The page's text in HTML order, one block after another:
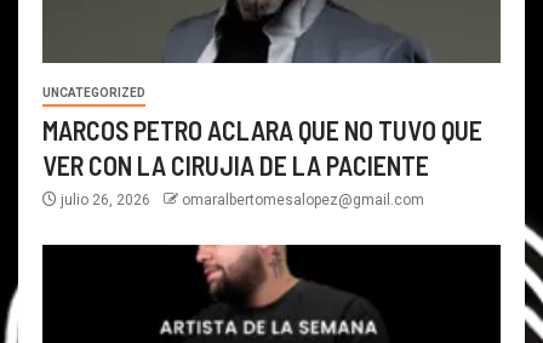
UNCATEGORIZED
MARCOS PETRO ACLARA QUE NO TUVO QUE
VER CON LA CIRUJIA DE LA PACIENTE
julio 26, 2026 omaralbertomesalopez@gmail.com